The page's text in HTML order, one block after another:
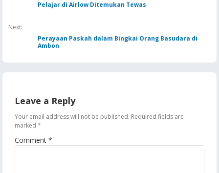
Pelajar di Airlow Ditemukan Tewas
Next:
Perayaan Paskah dalam Bingkai Orang Basudara di
Ambon
Leave a Reply
Your email address will not be published. Required fields are
marked *
Comment *